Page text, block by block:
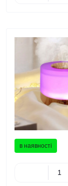
в наявності